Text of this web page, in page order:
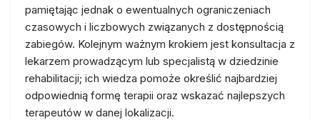
pamiętając jednak o ewentualnych ograniczeniach
czasowych i liczbowych związanych z dostępnością
zabiegów. Kolejnym ważnym krokiem jest konsultacja z
lekarzem prowadzącym lub specjalistą w dziedzinie
rehabilitacji; ich wiedza pomoże określić najbardziej
odpowiednią formę terapii oraz wskazać najlepszych
terapeutów w danej lokalizacji.